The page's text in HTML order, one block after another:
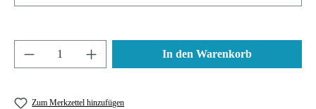
Produkt Anzahl: Gib den gewünschten Wert
In den Warenkorb
Zum Merkzettel hinzufügen